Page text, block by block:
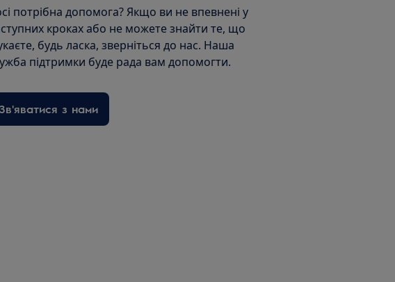
потрібна допомога? Якщо ви не впевнені у
кроках або не можете знайти те, що
будь ласка, зверніться до нас. Наша
підтримки буде рада вам допомогти.
Зв'яватися з нами